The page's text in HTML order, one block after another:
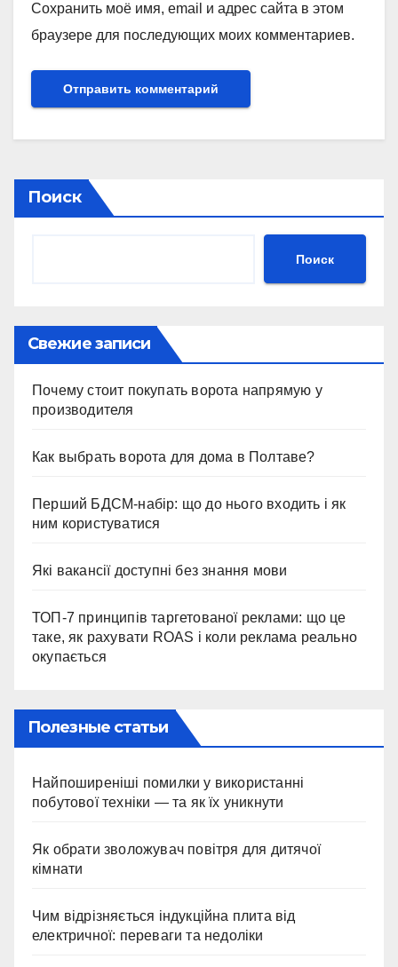
Сохранить моё имя, email и адрес сайта в этом
браузере для последующих моих комментариев.
Поиск
Поиск
Свежие записи
Почему стоит покупать ворота напрямую у
производителя
Как выбрать ворота для дома в Полтаве?
Перший БДСМ-набір: що до нього входить і як
ним користуватися
Які вакансії доступні без знання мови
ТОП-7 принципів таргетованої реклами: що це
таке, як рахувати ROAS і коли реклама реально
окупається
Полезные статьи
Найпоширеніші помилки у використанні
побутової техніки — та як їх уникнути
Як обрати зволожувач повітря для дитячої
кімнати
Чим відрізняється індукційна плита від
електричної: переваги та недоліки